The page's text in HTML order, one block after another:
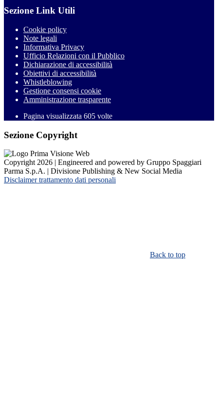
Sezione Link Utili
Cookie policy
Note legali
Informativa Privacy
Ufficio Relazioni con il Pubblico
Dichiarazione di accessibilità
Obiettivi di accessibilità
Whistleblowing
Gestione consensi cookie
Amministrazione trasparente
Pagina visualizzata 605 volte
Sezione Copyright
Copyright 2026 | Engineered and powered by Gruppo Spaggiari
Parma S.p.A. | Divisione Publishing & New Social Media
Disclaimer trattamento dati personali
Back to top